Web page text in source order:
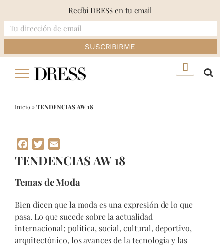
Inicio »TENDENCIAS AW 18
Facebook
Twitter
TENDENCIAS AW 18
Temas de Moda
Bien dicen que la moda es una expresión de lo que
pasa. Lo que sucede sobre la actualidad
internacional; política, social, cultural, deportivo,
arquitectónico, los avances de la tecnología y las
Recibí DRESS en tu email